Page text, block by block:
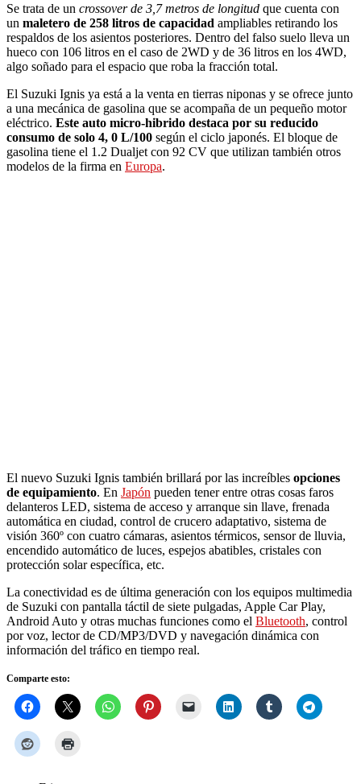
Se trata de un crossover de 3,7 metros de longitud que cuenta con
un maletero de 258 litros de capacidad ampliables retirando los
respaldos de los asientos posteriores. Dentro del falso suelo lleva un
hueco con 106 litros en el caso de 2WD y de 36 litros en los 4WD,
algo soñado para el espacio que roba la fracción total.
El Suzuki Ignis ya está a la venta en tierras niponas y se ofrece junto
a una mecánica de gasolina que se acompaña de un pequeño motor
eléctrico. Este auto micro-hibrido destaca por su reducido
consumo de solo 4, 0 L/100 según el ciclo japonés. El bloque de
gasolina tiene el 1.2 Dualjet con 92 CV que utilizan también otros
modelos de la firma en Europa.
El nuevo Suzuki Ignis también brillará por las increíbles opciones
de equipamiento. En Japón pueden tener entre otras cosas faros
delanteros LED, sistema de acceso y arranque sin llave, frenada
automática en ciudad, control de crucero adaptativo, sistema de
visión 360º con cuatro cámaras, asientos térmicos, sensor de lluvia,
encendido automático de luces, espejos abatibles, cristales con
protección solar específica, etc.
La conectividad es de última generación con los equipos multimedia
de Suzuki con pantalla táctil de siete pulgadas, Apple Car Play,
Android Auto y otras muchas funciones como el Bluetooth, control
por voz, lector de CD/MP3/DVD y navegación dinámica con
información del tráfico en tiempo real.
Comparte esto: